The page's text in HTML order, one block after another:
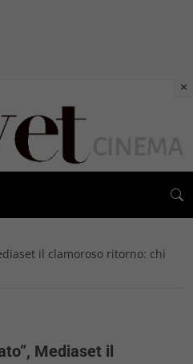
il clamoroso ritorno: chi
Mediaset il
×